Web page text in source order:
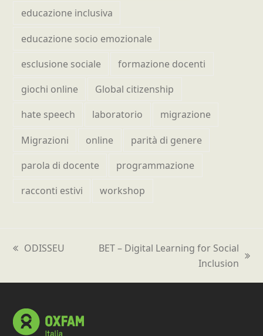
educazione inclusiva
educazione socio emozionale
esclusione sociale
formazione docenti
giochi online
Global citizenship
hate speech
laboratorio
migrazione
Migrazioni
online
parità di genere
parola di docente
programmazione
racconti estivi
workshop
post
ODISSEU
BET – Digital Learning for Social
Inclusion